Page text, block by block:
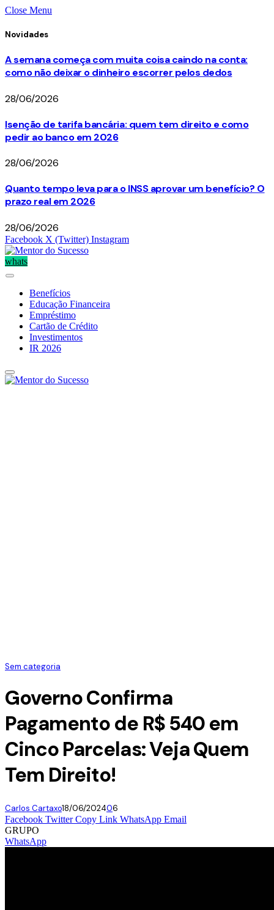
Close Menu
Novidades
A semana começa com muita coisa caindo na conta:
como não deixar o dinheiro escorrer pelos dedos
28/06/2026
Isenção de tarifa bancária: quem tem direito e como
pedir ao banco em 2026
28/06/2026
Quanto tempo leva para o INSS aprovar um benefício? O
prazo real em 2026
28/06/2026
Facebook X (Twitter) Instagram
whats
Benefícios
Educação Financeira
Empréstimo
Cartão de Crédito
Investimentos
IR 2026
Sem categoria
Governo Confirma
Pagamento de R$ 540 em
Cinco Parcelas: Veja Quem
Tem Direito!
Carlos Cartaxo18/06/202406
Facebook Twitter Copy Link WhatsApp Email
GRUPO
WhatsApp